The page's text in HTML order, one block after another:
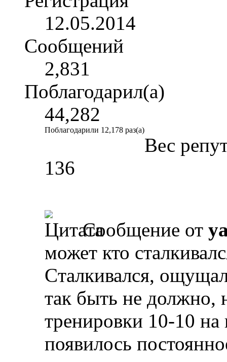
12.05.2014
Сообщений
2,831
Поблагодарил(а)
44,282
Поблагодарили 12,178 раз(а)
Вес
136
Сообщение от
может кто
Cталкивался,
так быть не должно,
тренировки 10-10 на
появилось